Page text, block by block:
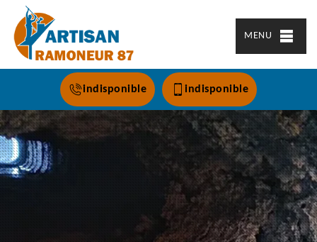
MENU
indisponible indisponible